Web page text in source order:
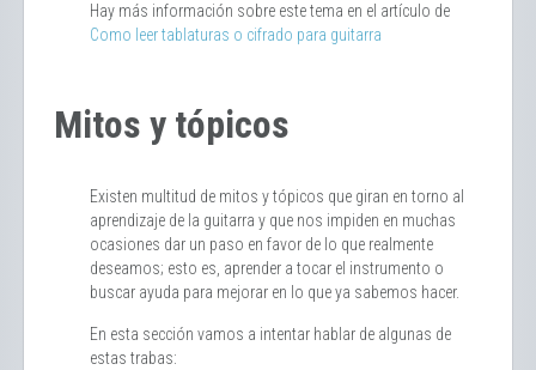
Hay más información sobre este tema en el artículo de
Como leer tablaturas o cifrado para guitarra
Mitos y tópicos
Existen multitud de mitos y tópicos que giran en torno al
aprendizaje de la guitarra y que nos impiden en muchas
ocasiones dar un paso en favor de lo que realmente
deseamos; esto es, aprender a tocar el instrumento o
buscar ayuda para mejorar en lo que ya sabemos hacer.
En esta sección vamos a intentar hablar de algunas de
estas trabas: